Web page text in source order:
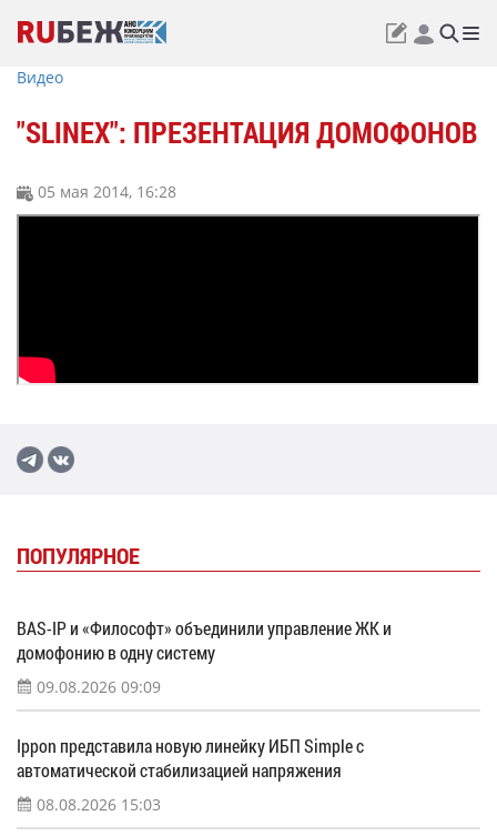
Видео
"SLINEX": ПРЕЗЕНТАЦИЯ ДОМОФОНОВ
05 мая 2014, 16:28
ПОПУЛЯРНОЕ
BAS-IP и «Философт» объединили управление ЖК и
домофонию в одну систему
09.08.2026 09:09
Ippon представила новую линейку ИБП Simple с
автоматической стабилизацией напряжения
08.08.2026 15:03